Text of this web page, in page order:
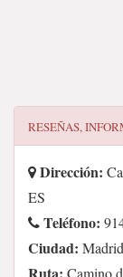
RESEÑAS,
Dirección:
ES
Teléfono:
Ciudad: Madrid
Camino